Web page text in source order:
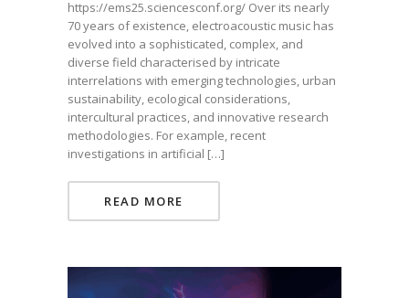
https://ems25.sciencesconf.org/ Over its nearly
70 years of existence, electroacoustic music has
evolved into a sophisticated, complex, and
diverse field characterised by intricate
interrelations with emerging technologies, urban
sustainability, ecological considerations,
intercultural practices, and innovative research
methodologies. For example, recent
investigations in artificial […]
READ MORE